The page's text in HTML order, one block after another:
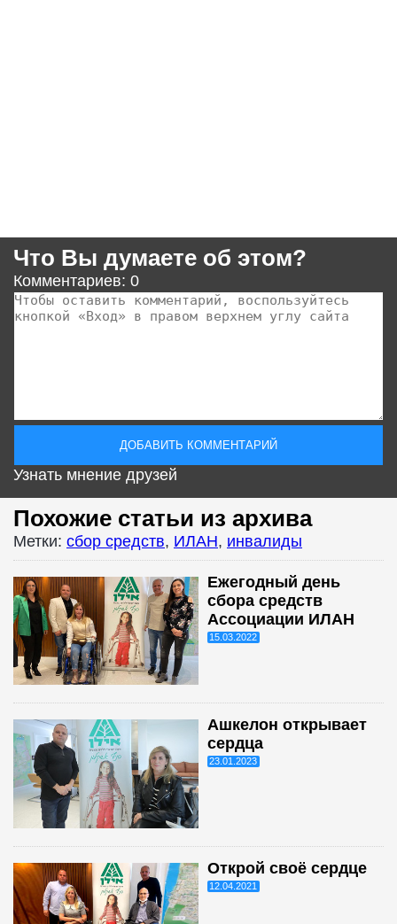
Что Вы думаете об этом?
Комментариев: 0
Узнать мнение друзей
Похожие статьи из архива
Метки: сбор средств, ИЛАН, инвалиды
Ежегодный день
сбора средств
Ассоциации ИЛАН
15.03.2022
Ашкелон открывает
сердца
23.01.2023
Открой своё сердце
12.04.2021